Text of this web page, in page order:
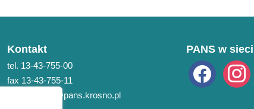
Kontakt
tel. 13-43-755-00
fax 13-43-755-11
e-mail: pans@pans.krosno.pl
PANS w
facebook